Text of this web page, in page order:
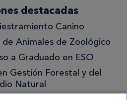
destacadas
Canino
Animales de Zoológico
a Graduado en ESO
Gestión Forestal y del
Natural